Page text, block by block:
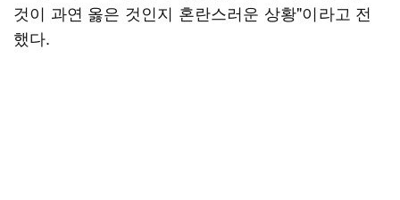
것이 과연 옳은 것인지 혼란스러운 상황"이라고 전
했다.